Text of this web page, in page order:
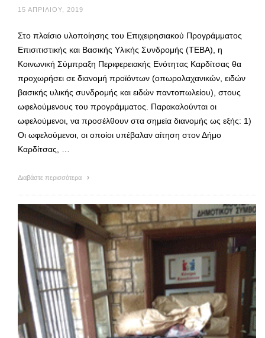
15 ΑΠΡΙΛΊΟΥ, 2019
Στο πλαίσιο υλοποίησης του Επιχειρησιακού Προγράμματος
Επισιτιστικής και Βασικής Υλικής Συνδρομής (ΤΕΒΑ), η
Κοινωνική Σύμπραξη Περιφερειακής Ενότητας Καρδίτσας θα
προχωρήσει σε διανομή προϊόντων (οπωρολαχανικών, ειδών
βασικής υλικής συνδρομής και ειδών παντοπωλείου), στους
ωφελούμενους του προγράμματος. Παρακαλούνται οι
ωφελούμενοι, να προσέλθουν στα σημεία διανομής ως εξής: 1)
Οι ωφελούμενοι, οι οποίοι υπέβαλαν αίτηση στον Δήμο
Καρδίτσας, …
Διαβάστε περισσότερα